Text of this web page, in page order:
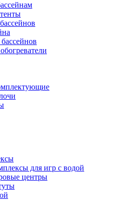
для игр с водой
центры